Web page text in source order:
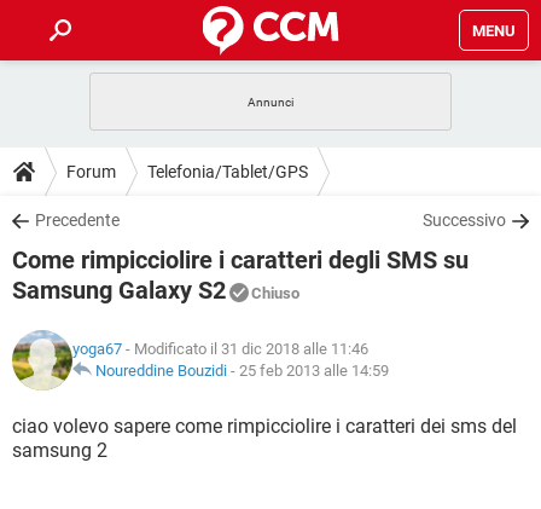
MENU
INTRATTENIMENTO ANDROID
iOS
INSTAGRAM WHATSAPP
TIKTOK FACEBOOK
HARDWARE
GUIDE
COVID-19 GAMING
iOS
TIKTOK FACEBOOK
DOWNLOAD
COVID-19 GAMING
INTRATTENIMENTO ANDROID
iOS WINDOWS 10
INSTAGRAM
TIKTOK FACEBOOK
FORUM
INTRATTENIMENTO ANDROID
INSTAGRAM
GLOSSARIO
COVID-19
INTRATTENIMENTO ANDROID
Forum Telefonia/Tablet/GPS
Precedente Successivo
Come rimpicciolire i caratteri degli SMS su
Samsung Galaxy S2
Chiuso
yoga67 - Modificato il 31 dic 2018 alle 11:46
Noureddine Bouzidi - 25 feb 2013 alle 14:59
ciao volevo sapere come rimpicciolire i caratteri dei sms del
samsung 2